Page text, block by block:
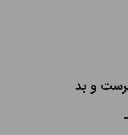
و بد